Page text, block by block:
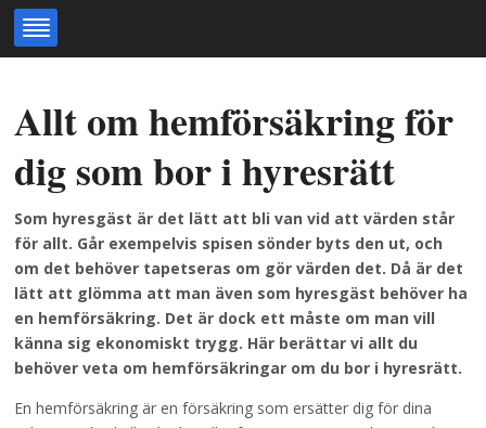
Allt om hemförsäkring för
dig som bor i hyresrätt
Som hyresgäst är det lätt att bli van vid att värden står
för allt. Går exempelvis spisen sönder byts den ut, och
om det behöver tapetseras om gör värden det. Då är det
lätt att glömma att man även som hyresgäst behöver ha
en hemförsäkring. Det är dock ett måste om man vill
känna sig ekonomiskt trygg. Här berättar vi allt du
behöver veta om hemförsäkringar om du bor i hyresrätt.
En hemförsäkring är en försäkring som ersätter dig för dina